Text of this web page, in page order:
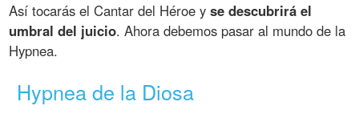
Así tocarás el Cantar del Héroe yse descubrirá el
umbral del juicio. Ahora debemos pasar al mundo de la
Hypnea.
Hypnea de la Diosa